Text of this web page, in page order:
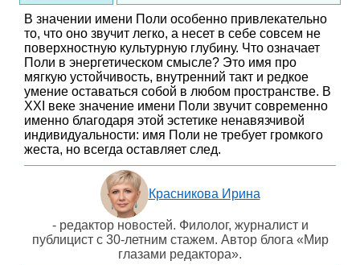
В значении имени Поли особенно привлекательно
то, что оно звучит легко, а несет в себе совсем не
поверхностную культурную глубину. Что означает
Поли в энергетическом смысле? Это имя про
мягкую устойчивость, внутренний такт и редкое
умение оставаться собой в любом пространстве. В
XXI веке значение имени Поли звучит современно
именно благодаря этой эстетике ненавязчивой
индивидуальности: имя Поли не требует громкого
жеста, но всегда оставляет след.
Красникова Ирина
- редактор новостей. Филолог, журналист и
публицист с 30-летним стажем. Автор блога «Мир
глазами редактора».